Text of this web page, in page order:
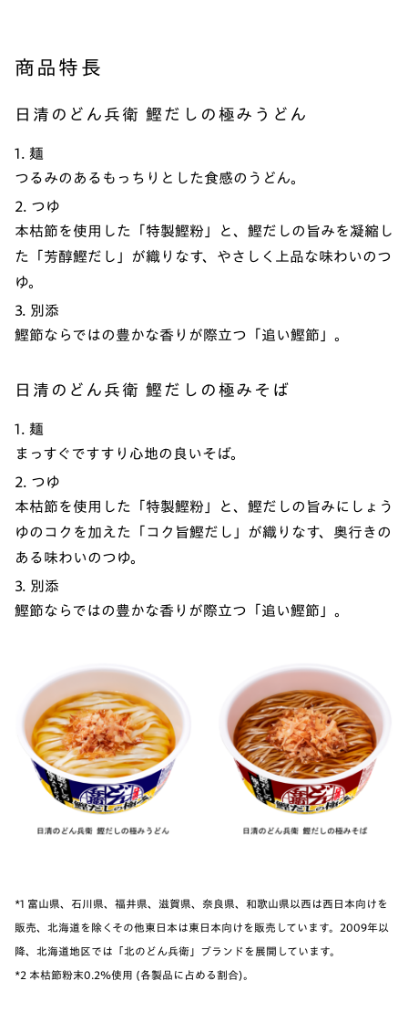
商品特長
日清のどん兵衛 鰹だしの極みうどん
1. 麺
つるみのあるもっちりとした食感のうどん。
2. つゆ
本枯節を使用した「特製鰹粉」と、鰹だしの旨みを凝縮し
た「芳醇鰹だし」が織りなす、やさしく上品な味わいのつ
ゆ。
3. 別添
鰹節ならではの豊かな香りが際立つ「追い鰹節」。
日清のどん兵衛 鰹だしの極みそば
1. 麺
まっすぐですすり心地の良いそば。
2. つゆ
本枯節を使用した「特製鰹粉」と、鰹だしの旨みにしょう
ゆのコクを加えた「コク旨鰹だし」が織りなす、奥行きの
ある味わいのつゆ。
3. 別添
鰹節ならではの豊かな香りが際立つ「追い鰹節」。
*1 富山県、石川県、福井県、滋賀県、奈良県、和歌山県以西は西日本向けを
販売、北海道を除くその他東日本は東日本向けを販売しています。2009年以
降、北海道地区では「北のどん兵衛」ブランドを展開しています。
*2 本枯節粉末0.2%使用 (各製品に占める割合)。